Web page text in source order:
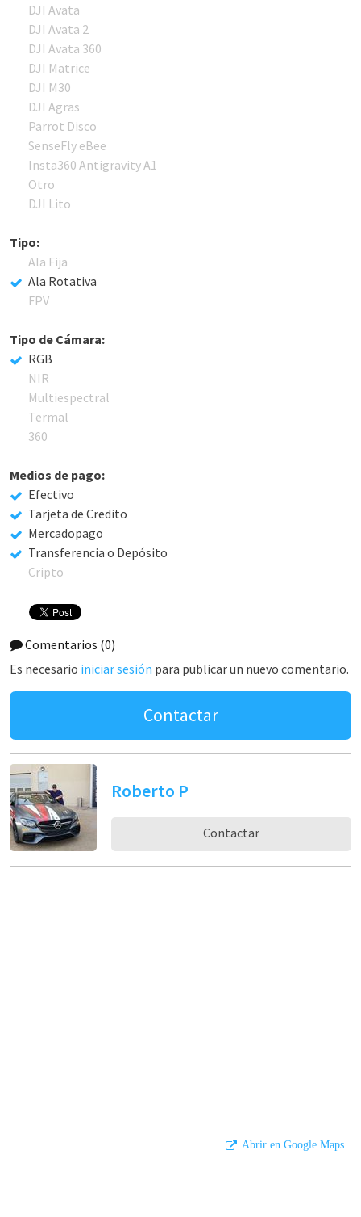
DJI Avata
DJI Avata 2
DJI Avata 360
DJI Matrice
DJI M30
DJI Agras
Parrot Disco
SenseFly eBee
Insta360 Antigravity A1
Otro
DJI Lito
Tipo:
Ala Fija
Ala Rotativa
FPV
Tipo de Cámara:
RGB
NIR
Multiespectral
Termal
360
Medios de pago:
Efectivo
Tarjeta de Credito
Mercadopago
Transferencia o Depósito
Cripto
Comentarios (0)
Es necesario iniciar sesión para publicar un nuevo comentario.
Contactar
Roberto P
Contactar
Abrir en Google Maps